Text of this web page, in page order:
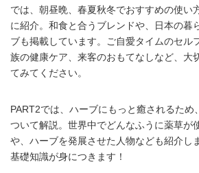
では、朝昼晩、春夏秋冬でおすすめの使い
に紹介。和食と合うブレンドや、日本の暮
ブも掲載しています。ご自愛タイムのセル
族の健康ケア、来客のおもてなしなど、大
てみてください。
PART2では、ハーブにもっと癒されるため
ついて解説。世界中でどんなふうに薬草が
や、ハーブを発展させた人物なども紹介し
基礎知識が身につきます！